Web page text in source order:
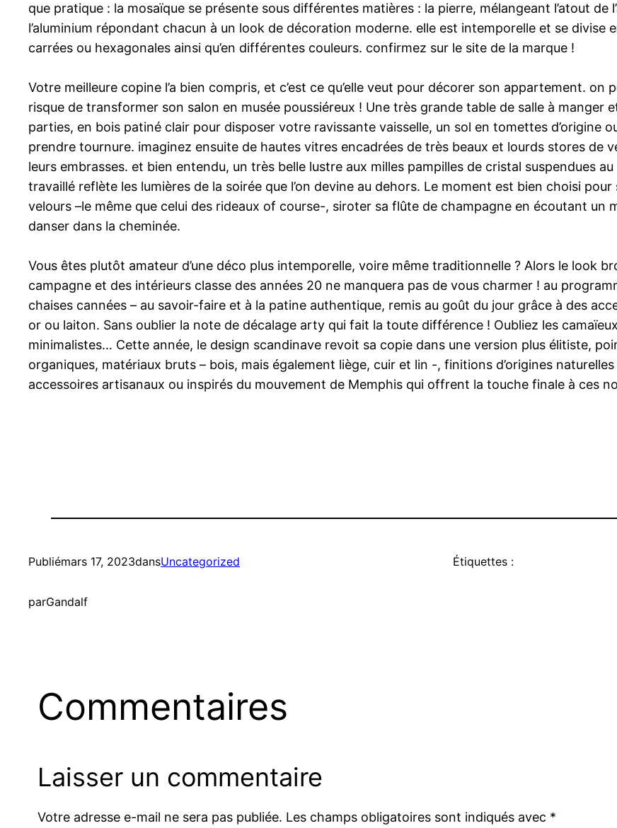
que pratique : la mosaïque se présente sous différentes matières : la pierre, mélangeant l’atout de
l’aluminium répondant chacun à un look de décoration moderne. elle est intemporelle et se divise
carrées ou hexagonales ainsi qu’en différentes couleurs. confirmez sur le site de la marque !
Votre meilleure copine l’a bien compris, et c’est ce qu’elle veut pour décorer son appartement. on
risque de transformer son salon en musée poussiéreux ! Une très grande table de salle à manger
parties, en bois patiné clair pour disposer votre ravissante vaisselle, un sol en tomettes d’origine
prendre tournure. imaginez ensuite de hautes vitres encadrées de très beaux et lourds stores de
leurs embrasses. et bien entendu, un très belle lustre aux milles pampilles de cristal suspendues
travaillé reflète les lumières de la soirée que l’on devine au dehors. Le moment est bien choisi
velours –le même que celui des rideaux of course-, siroter sa flûte de champagne en écoutant un
danser dans la cheminée.
Vous êtes plutôt amateur d’une déco plus intemporelle, voire même traditionnelle ? Alors le look
campagne et des intérieurs classe des années 20 ne manquera pas de vous charmer ! au
chaises cannées – au savoir-faire et à la patine authentique, remis au goût du jour grâce à des
or ou laiton. Sans oublier la note de décalage arty qui fait la toute différence ! Oubliez les
minimalistes… Cette année, le design scandinave revoit sa copie dans une version plus élitiste,
organiques, matériaux bruts – bois, mais également liège, cuir et lin -, finitions d’origines
accessoires artisanaux ou inspirés du mouvement de Memphis qui offrent la touche finale à ces
Publiémars 17, 2023dansUncategorized
parGandalf
Étiquettes :
Commentaires
Laisser un commentaire
Votre adresse e-mail ne sera pas publiée. Les champs obligatoires sont indiqués avec *